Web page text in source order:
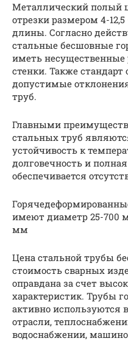
Металлический полый
отрезки размером 4-
длины. Согласно
стальные бесшовные
иметь
стенки. Также
допустимые
труб.
Главными
стальных труб
устойчивость к
долговечность и
обеспечивается
имеют диаметр 25-700
мм
Цена стальной трубы
стоимость сварных
оправдана за счет
характеристик. Трубы
активно используются
отрасли,
водоснабжении,